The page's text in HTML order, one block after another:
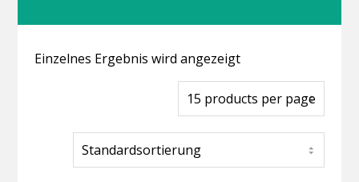
Einzelnes Ergebnis wird angezeigt